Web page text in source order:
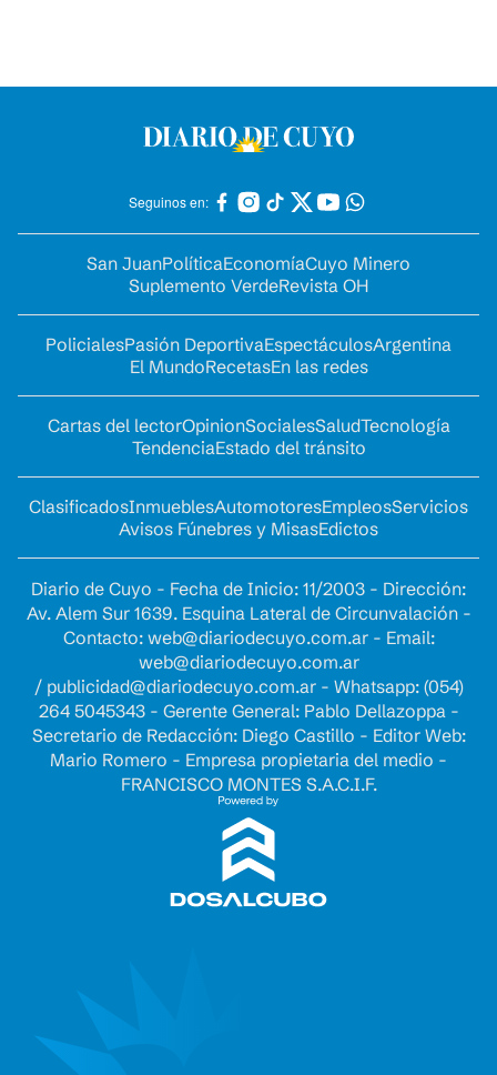
Seguinos en:
San JuanPolíticaEconomíaCuyo Minero
Suplemento VerdeRevista OH
PolicialesPasión DeportivaEspectáculosArgentina
El MundoRecetasEn las redes
Cartas del lectorOpinionSocialesSaludTecnología
TendenciaEstado del tránsito
ClasificadosInmueblesAutomotoresEmpleosServicios
Avisos Fúnebres y MisasEdictos
Diario de Cuyo - Fecha de Inicio: 11/2003 - Dirección:
Av. Alem Sur 1639. Esquina Lateral de Circunvalación -
Contacto: web@diariodecuyo.com.ar- Email:
web@diariodecuyo.com.ar
/ publicidad@diariodecuyo.com.ar- Whatsapp: (054)
264 5045343 - Gerente General: Pablo Dellazoppa -
Secretario de Redacción: Diego Castillo - Editor Web:
Mario Romero - Empresa propietaria del medio -
FRANCISCO MONTES S.A.C.I.F.